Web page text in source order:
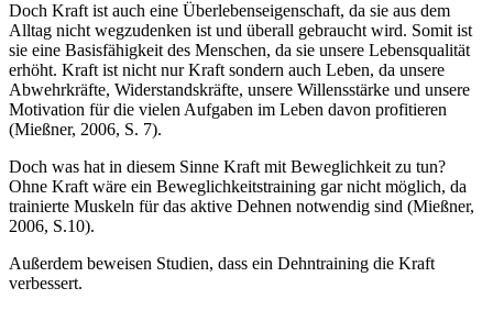
Doch Kraft ist auch eine Überlebenseigenschaft, da sie aus dem
Alltag nicht wegzudenken ist und überall gebraucht wird. Somit ist
sie eine Basisfähigkeit des Menschen, da sie unsere Lebensqualität
erhöht. Kraft ist nicht nur Kraft sondern auch Leben, da unsere
Abwehrkräfte, Widerstandskräfte, unsere Willensstärke und unsere
Motivation für die vielen Aufgaben im Leben davon profitieren
(Mießner, 2006, S. 7).
Doch was hat in diesem Sinne Kraft mit Beweglichkeit zu tun?
Ohne Kraft wäre ein Beweglichkeitstraining gar nicht möglich, da
trainierte Muskeln für das aktive Dehnen notwendig sind (Mießner,
2006, S.10).
Außerdem beweisen Studien, dass ein Dehntraining die Kraft
verbessert.